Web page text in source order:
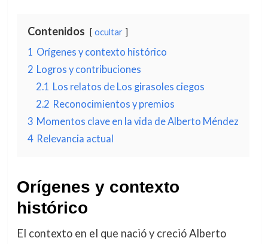
Contenidos ocultar
1 Orígenes y contexto histórico
2 Logros y contribuciones
2.1 Los relatos de Los girasoles ciegos
2.2 Reconocimientos y premios
3 Momentos clave en la vida de Alberto Méndez
4 Relevancia actual
Orígenes y contexto
histórico
El contexto en el que nació y creció Alberto